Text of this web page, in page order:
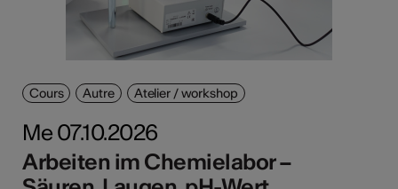
Cours Autre Atelier / workshop
Me 07.10.2026
Arbeiten im Chemielabor –